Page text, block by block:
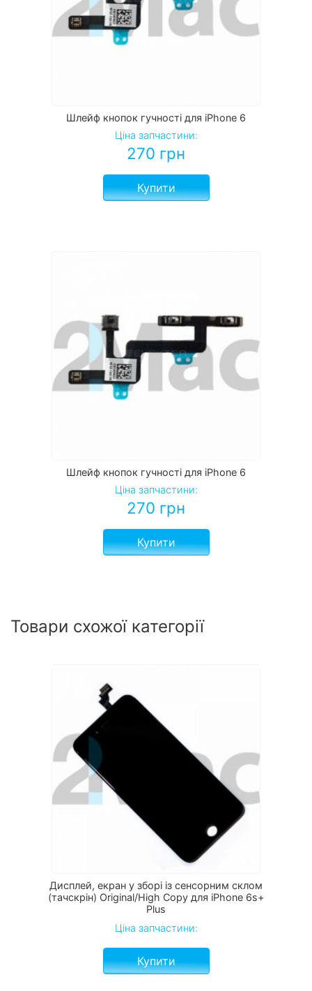
Шлейф кнопок гучності для iPhone 6
Ціна запчастини:
270 грн
Купити
Шлейф кнопок гучності для iPhone 6
Ціна запчастини:
270 грн
Купити
Товари схожої категорії
Дисплей, екран у зборі із сенсорним склом
(тачскрін) Original/High Copy для iPhone 6s+
Plus
Ціна запчастини:
Купити